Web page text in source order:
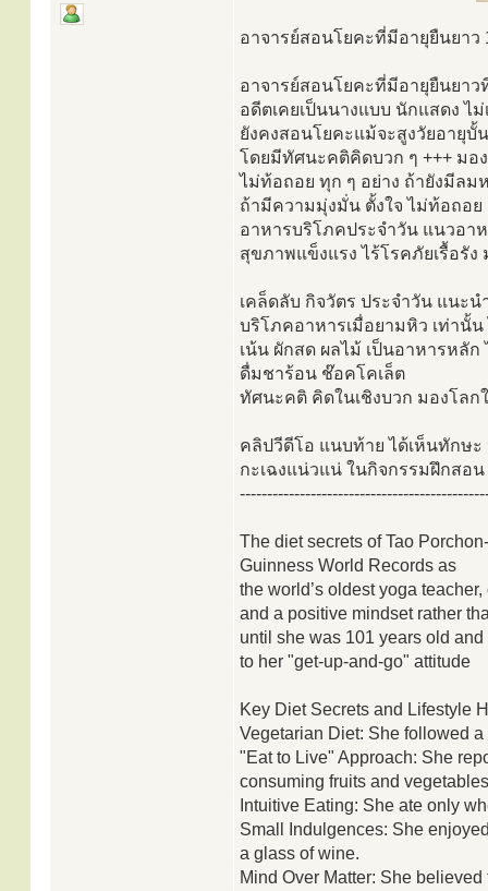
อาจารย์สอนโยคะที่มีอายุยืนยาว
อาจารย์สอนโยคะที่มีอายุยืนยาว
อดีตเคยเป็นนางแบบ นักแสดง ไ
ยังคงสอนโยคะแม้จะสูงวัยอายุบั้
โดยมีทัศนะคติคิดบวก ๆ +++ มอ
ไม่ท้อถอย ทุก ๆ อย่าง ถ้ายังมีลม
ถ้ามีความมุ่งมั่น ตั้งใจ ไม่ท้อถอ
อาหารบริโภคประจำวัน แนวอา
สุขภาพแข็งแรง ไร้โรคภัยเรื้อรัง
เคล็ดลับ กิจวัตร ประจำวัน แนะน
บริโภคอาหารเมื่อยามหิว เท่านั้
เน้น ผักสด ผลไม้ เป็นอาหารหลั
ดื่มชาร้อน ช๊อคโคเล็ต
ทัศนะคติ คิดในเชิงบวก มองโลก
คลิปวีดีโอ แนบท้าย ได้เห็นทักษ
กะเฉงแน่วแน่ ในกิจกรรมฝึกสอ
The diet secrets of Tao
Guinness World Records as
the world’s oldest yoga
and a positive mindset rather
until she was 101 years old
to her "get-up-and-go" attitude
Key Diet Secrets and Lifestyle
Vegetarian Diet: She followed
"Eat to Live" Approach: She
consuming fruits and
Intuitive Eating: She ate only
Small Indulgences: She
a glass of wine.
Mind Over Matter: She